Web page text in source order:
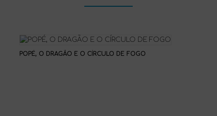
POPÉ, O DRAGÃO E O CÍRCULO DE FOGO